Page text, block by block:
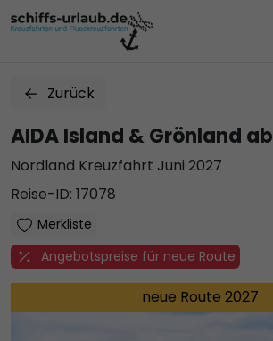
Zurück
AIDA Island & Grönland
Nordland Kreuzfahrt Juni 2027
Reise-ID: 17078
Merkliste
Angebotspreise für neue Route
neue Route 2027